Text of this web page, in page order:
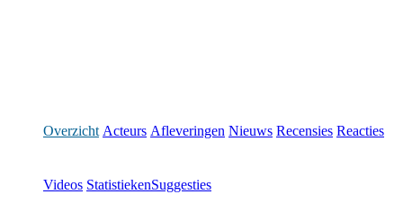
Overzicht Acteurs Afleveringen Nieuws Recensies Reacties
Videos StatistiekenSuggesties